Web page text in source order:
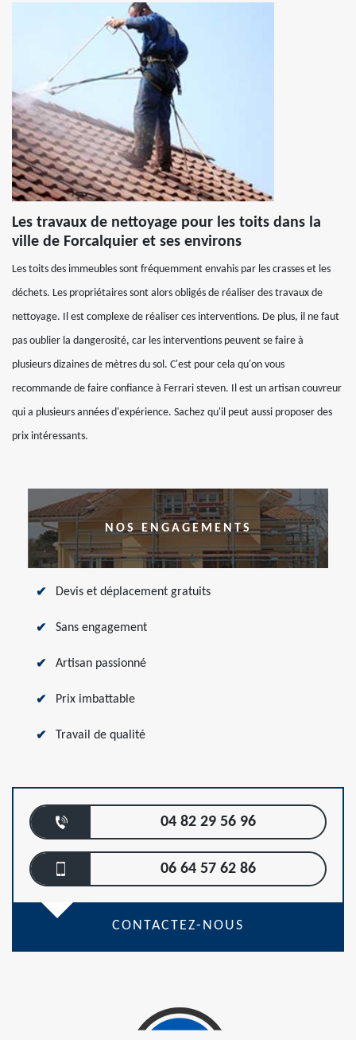
Les travaux de nettoyage pour les toits dans la
ville de Forcalquier et ses environs
Les toits des immeubles sont fréquemment envahis par les crasses et les
déchets. Les propriétaires sont alors obligés de réaliser des travaux de
nettoyage. Il est complexe de réaliser ces interventions. De plus, il ne faut
pas oublier la dangerosité, car les interventions peuvent se faire à
plusieurs dizaines de mètres du sol. C'est pour cela qu'on vous
recommande de faire confiance à Ferrari steven. Il est un artisan couvreur
qui a plusieurs années d'expérience. Sachez qu'il peut aussi proposer des
prix intéressants.
NOS ENGAGEMENTS
Devis et déplacement gratuits
Sans engagement
Artisan passionné
Prix imbattable
Travail de qualité
04 82 29 56 96
06 64 57 62 86
CONTACTEZ-NOUS